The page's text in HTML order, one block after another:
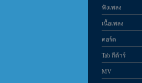
ฟังเพลง
เนื้อเพลง
คอร์ด
Tab กีต้าร์
MV